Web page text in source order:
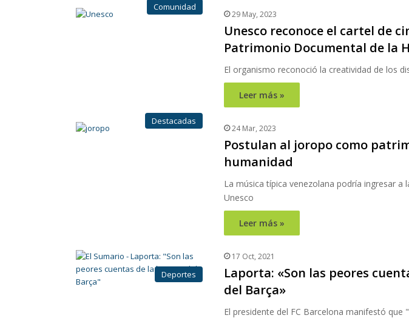
Comunidad
29 May, 2023
Unesco reconoce el cartel de
Patrimonio Documental de la
El organismo reconoció la creatividad de los
Leer más »
Destacadas
24 Mar, 2023
Postulan al joropo como
humanidad
La música típica venezolana podría ingresar a
Unesco
Leer más »
Deportes
17 Oct, 2021
Laporta: «Son las peores
del Barça»
El presidente del FC Barcelona manifestó que